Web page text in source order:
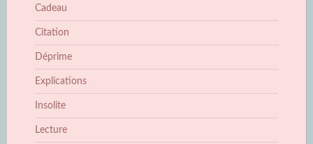
Cadeau
Citation
Déprime
Explications
Insolite
Lecture